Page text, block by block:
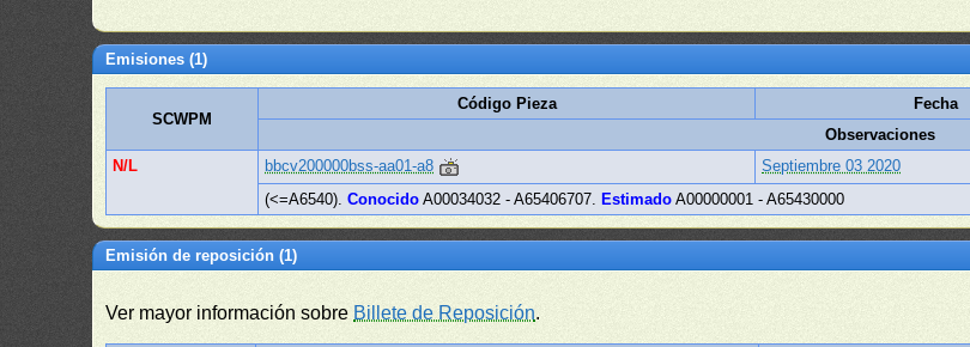
Emisiones (1)
SCWPM
Código Pieza Fecha
Observaciones
N/L
bbcv200000bss-aa01-a8 Septiembre 03 2020
(<=A6540).Conocido A00034032 - A65406707. Estimado A00000001 - A65430000
Emisión de reposición (1)
Ver mayor información sobre Billete de Reposición.